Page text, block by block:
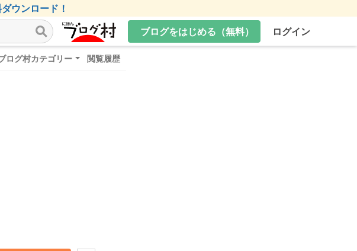
ウンロード！
ブログをはじめる（無料）
ログイン
ログ村カテゴリー 閲覧履歴